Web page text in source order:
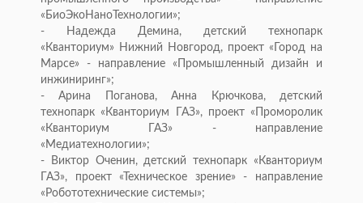
«БиоЭкоНаноТехнологии»;
- Надежда Демина, детский технопарк
«Кванториум» Нижний Новгород, проект «Город на
Марсе» - направление «Промышленный дизайн и
инжиниринг»;
- Арина Поганова, Анна Крючкова, детский
технопарк «Кванториум ГАЗ», проект «Проморолик
«Кванториум ГАЗ» - направление
«Медиатехнологии»;
- Виктор Оченин, детский технопарк «Кванториум
ГАЗ», проект «Техническое зрение» - направление
«Робототехнические системы»;